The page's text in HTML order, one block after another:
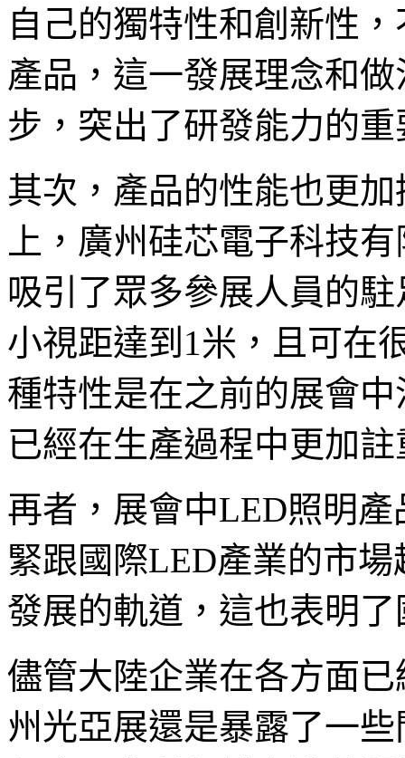
自己的獨特性和創新性
產品，這一發展理念和
步，突出了研發能力的重
其次，產品的性能也更
上，廣州硅芯電子科技
吸引了眾多參展人員的
小視距達到1米，且可在
種特性是在之前的展會
已經在生產過程中更加
再者，展會中LED照明
緊跟國際LED產業的市
發展的軌道，這也表明
儘管大陸企業在各方面
州光亞展還是暴露了一